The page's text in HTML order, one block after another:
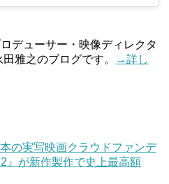
デューサー・映像ディレクタ
雅之のブログです。
→詳し
の実写映画クラウドファンデ
』が新作製作で史上最高額